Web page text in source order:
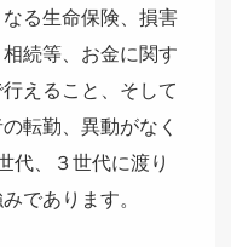
る生命保険、損害
続等、お金に関す
えること、そして
転勤、異動がなく
代、３世代に渡り
であります。